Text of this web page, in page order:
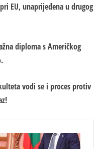
EU, unaprijeđena u drugog
diploma s Američkog
vodi se i proces protiv